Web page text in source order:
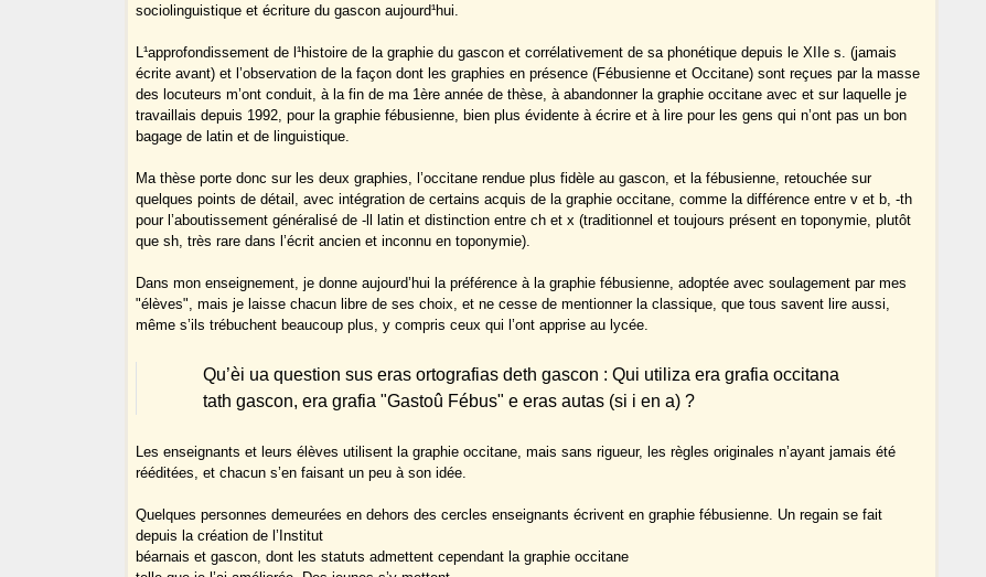
sociolinguistique et écriture du gascon aujourd¹hui.
L¹approfondissement de l¹histoire de la graphie du gascon et corrélativement de sa phonétique depuis le XIIe s. (jamais
écrite avant) et l’observation de la façon dont les graphies en présence (Fébusienne et Occitane) sont reçues par la masse
des locuteurs m’ont conduit, à la fin de ma 1ère année de thèse, à abandonner la graphie occitane avec et sur laquelle je
travaillais depuis 1992, pour la graphie fébusienne, bien plus évidente à écrire et à lire pour les gens qui n’ont pas un bon
bagage de latin et de linguistique.
Ma thèse porte donc sur les deux graphies, l’occitane rendue plus fidèle au gascon, et la fébusienne, retouchée sur
quelques points de détail, avec intégration de certains acquis de la graphie occitane, comme la différence entre v et b, -th
pour l’aboutissement généralisé de -ll latin et distinction entre ch et x (traditionnel et toujours présent en toponymie, plutôt
que sh, très rare dans l’écrit ancien et inconnu en toponymie).
Dans mon enseignement, je donne aujourd’hui la préférence à la graphie fébusienne, adoptée avec soulagement par mes
"élèves", mais je laisse chacun libre de ses choix, et ne cesse de mentionner la classique, que tous savent lire aussi,
même s’ils trébuchent beaucoup plus, y compris ceux qui l’ont apprise au lycée.
Qu’èi ua question sus eras ortografias deth gascon : Qui utiliza era grafia occitana
tath gascon, era grafia "Gastoû Fébus" e eras autas (si i en a) ?
Les enseignants et leurs élèves utilisent la graphie occitane, mais sans rigueur, les règles originales n’ayant jamais été
rééditées, et chacun s’en faisant un peu à son idée.
Quelques personnes demeurées en dehors des cercles enseignants écrivent en graphie fébusienne. Un regain se fait
depuis la création de l’Institut
béarnais et gascon, dont les statuts admettent cependant la graphie occitane